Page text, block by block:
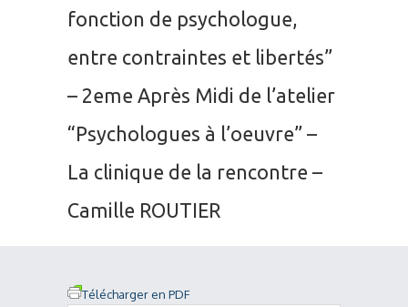
fonction de psychologue,
entre contraintes et libertés”
– 2eme Après Midi de l’atelier
“Psychologues à l’oeuvre” –
La clinique de la rencontre –
Camille ROUTIER
Télécharger en PDF